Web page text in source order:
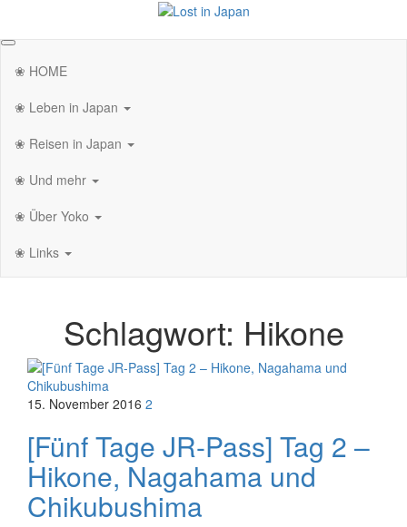
springen
❀ HOME
❀ Leben in Japan
❀ Reisen in Japan
❀ Und mehr
❀ Über Yoko
❀ Links
Schlagwort: Hikone
15. November 2016 2
[Fünf Tage JR-Pass] Tag 2 –
Hikone, Nagahama und
Chikubushima